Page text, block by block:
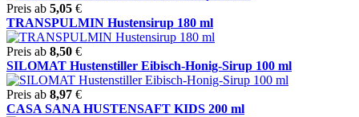
Preis ab 5,05 €
TRANSPULMIN Hustensirup 180 ml
Preis ab 8,50 €
SILOMAT Hustenstiller Eibisch-Honig-Sirup 100 ml
Preis ab 8,97 €
CASA SANA HUSTENSAFT KIDS 200 ml